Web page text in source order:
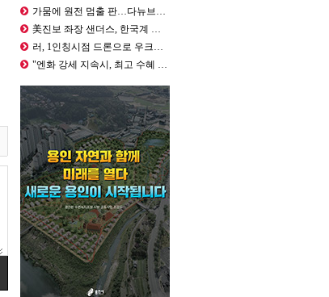
가뭄에 원전 멈출 판…다뉴브강에 바지…
美진보 좌장 샌더스, 한국계 주지사 …
러, 1인칭시점 드론으로 우크라 민간…
"엔화 강세 지속시, 최고 수혜 통화…